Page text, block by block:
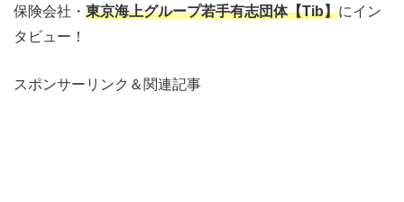
保険会社・ 東京海上グループ若手有志団体【Tib】にイン
タビュー！
スポンサーリンク＆関連記事